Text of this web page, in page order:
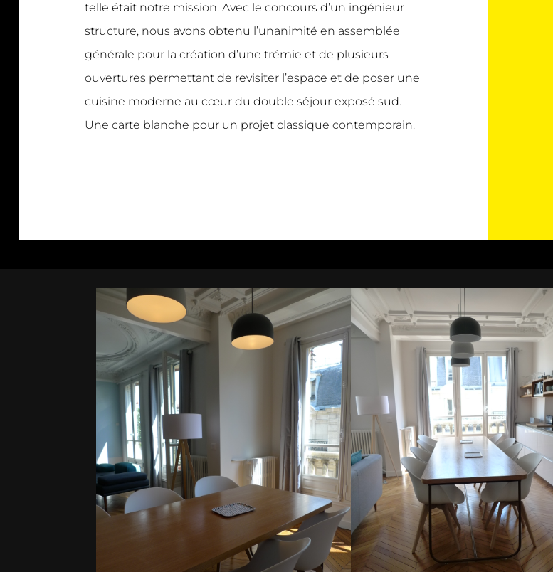
telle était notre mission. Avec le concours d’un ingénieur
structure, nous avons obtenu l’unanimité en assemblée
générale pour la création d’une trémie et de plusieurs
ouvertures permettant de revisiter l’espace et de poser une
cuisine moderne au cœur du double séjour exposé sud.
Une carte blanche pour un projet classique contemporain.